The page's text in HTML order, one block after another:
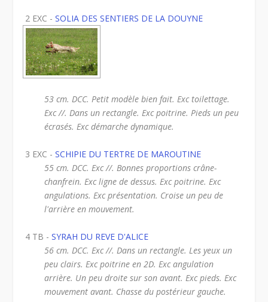
2 EXC -SOLIA DES SENTIERS DE LA DOUYNE
53 cm. DCC. Petit modèle bien fait. Exc toilettage.
Exc //. Dans un rectangle. Exc poitrine. Pieds un peu
écrasés. Exc démarche dynamique.
3 EXC -SCHIPIE DU TERTRE DE MAROUTINE
55 cm. DCC. Exc //. Bonnes proportions crâne-
chanfrein. Exc ligne de dessus. Exc poitrine. Exc
angulations. Exc présentation. Croise un peu de
l'arrière en mouvement.
4 TB -SYRAH DU REVE D'ALICE
56 cm. DCC. Exc //. Dans un rectangle. Les yeux un
peu clairs. Exc poitrine en 2D. Exc angulation
arrière. Un peu droite sur son avant. Exc pieds. Exc
mouvement avant. Chasse du postérieur gauche.